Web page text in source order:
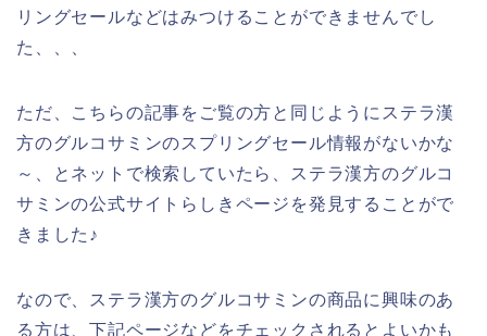
リングセールなどはみつけることができませんでし
た、、、
ただ、こちらの記事をご覧の方と同じようにステラ漢
方のグルコサミンのスプリングセール情報がないかな
～、とネットで検索していたら、ステラ漢方のグルコ
サミンの公式サイトらしきページを発見することがで
きました♪
なので、ステラ漢方のグルコサミンの商品に興味のあ
る方は、下記ページなどをチェックされるとよいかも